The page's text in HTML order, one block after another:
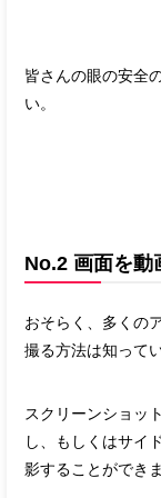
皆さんの眼の安全
い。
No.2 画面を動
おそらく、多くの
撮る方法は知って
スクリーンショッ
し、もしくはサイ
影することができま